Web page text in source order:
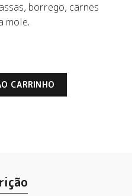
borrego, carnes
mole.
CARRINHO